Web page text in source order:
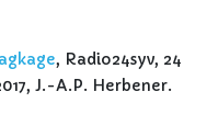
, Radio24syv, 24
J.-A.P. Herbener.